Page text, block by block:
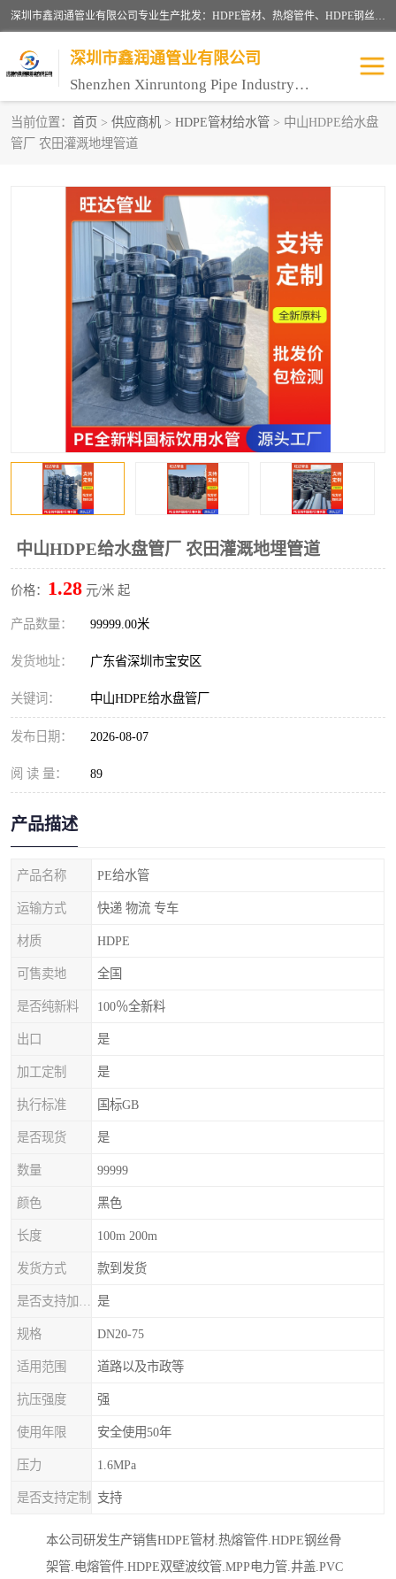
深圳市鑫润通管业有限公司专业生产批发：HDPE管材、热熔管件、HDPE钢丝骨架管、电熔管件、HDPE双壁波纹管、MPP电力管、井盖、PVC管材管件、PPR管材管件等；公司自创建以来，始终秉承“团结、务实、创新、守信”的服务宗旨，凭借专业的服务以及多年的勤奋拼搏，发展成为一家专业销售各种管材管件，绝缘电工套管及配件等系列产品的贸易公司。
深圳市鑫润通管业有限公司
Shenzhen Xinruntong Pipe Industry Co., Ltd
当前位置： 首页 > 供应商机 > HDPE管材给水管 > 中山HDPE给水盘
管厂 农田灌溉地埋管道
中山HDPE给水盘管厂 农田灌溉地埋管道
价格： 1.28 元/米 起
产品数量： 99999.00米
发货地址： 广东省深圳市宝安区
关键词： 中山HDPE给水盘管厂
发布日期： 2026-08-07
阅 读 量： 89
产品描述
产品名称 PE给水管
运输方式 快递 物流 专车
材质 HDPE
可售卖地 全国
是否纯新料 100％全新料
出口 是
加工定制 是
执行标准 国标GB
是否现货 是
数量 99999
颜色 黑色
长度 100m 200m
发货方式 款到发货
是
规格 DN20-75
适用范围 道路以及市政等
抗压强度 强
使用年限 安全使用50年
压力 1.6MPa
是否支持定制 支持
本公司研发生产销售HDPE管材.热熔管件.HDPE钢丝骨
架管.电熔管件.HDPE双壁波纹管.MPP电力管.井盖.PVC
HDPE管材给水管
HDPE双壁波纹管 HDPE电力通讯管
UPVC电力通讯管 MPP电力通信管
联塑PVC管 联塑PPR管
联塑PE管 联塑家装红蓝线管